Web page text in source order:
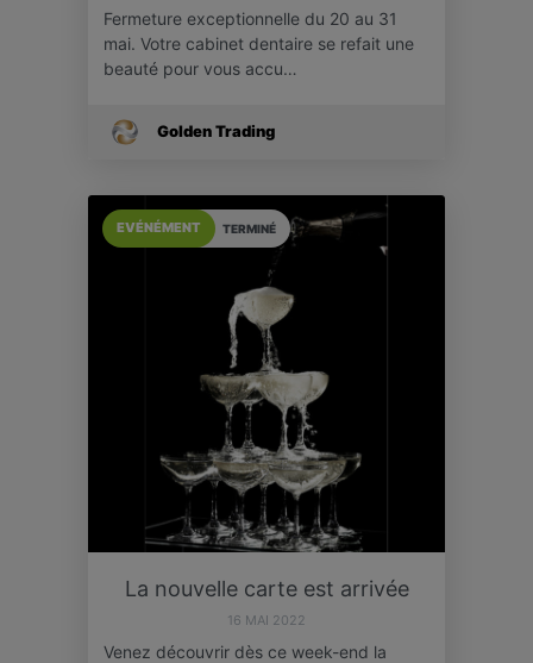
Fermeture exceptionnelle du 20 au 31
mai. Votre cabinet dentaire se refait une
beauté pour vous accu…
Golden Trading
TERMINÉ
EVÉNÉMENT
La nouvelle carte est arrivée
16 MAI 2022
Venez découvrir dès ce week-end la